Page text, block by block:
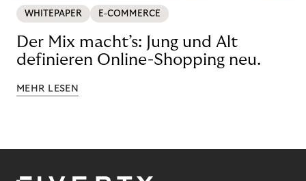
WHITEPAPER E-COMMERCE
Der Mix macht’s: Jung und Alt
definieren Online-Shopping neu.
MEHR LESEN